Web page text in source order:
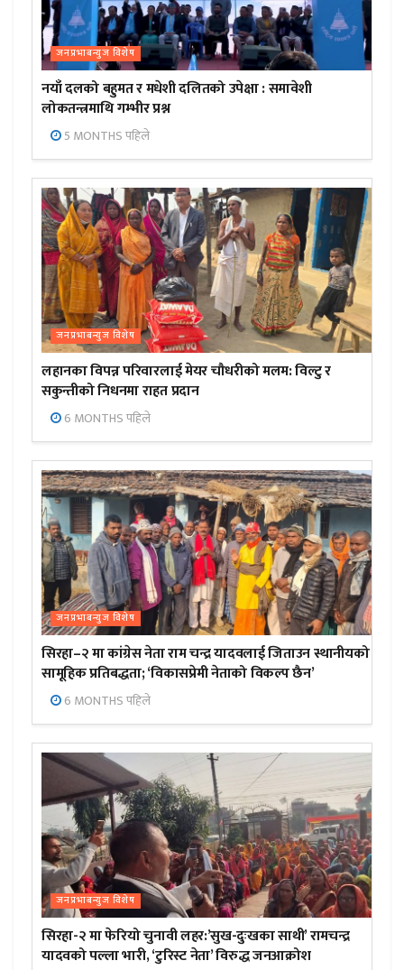
जनप्रभाबन्युज विशेष
नयाँ दलको बहुमत र मधेशी दलितको उपेक्षा : समावेशी
लोकतन्त्रमाथि गम्भीर प्रश्न
5 MONTHS पहिले
जनप्रभाबन्युज विशेष
लहानका विपन्न परिवारलाई मेयर चौधरीको मलम: विल्टु र
सकुन्तीको निधनमा राहत प्रदान
6 MONTHS पहिले
जनप्रभाबन्युज विशेष
सिरहा–२ मा कांग्रेस नेता राम चन्द्र यादवलाई जिताउन स्थानीयको
सामूहिक प्रतिबद्धता; ‘विकासप्रेमी नेताको विकल्प छैन’
6 MONTHS पहिले
जनप्रभाबन्युज विशेष
सिरहा-२ मा फेरियो चुनावी लहर:’सुख-दुःखका साथी’ रामचन्द्र
यादवको पल्ला भारी, ‘टुरिस्ट नेता’ विरुद्ध जनआक्रोश